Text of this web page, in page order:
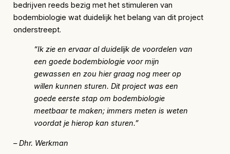
bedrijven reeds bezig met het stimuleren van
bodembiologie wat duidelijk het belang van dit project
onderstreept.
“Ik zie en ervaar al duidelijk de voordelen van
een goede bodembiologie voor mijn
gewassen en zou hier graag nog meer op
willen kunnen sturen. Dit project was een
goede eerste stap om bodembiologie
meetbaar te maken; immers meten is weten
voordat je hierop kan sturen.”
– Dhr. Werkman